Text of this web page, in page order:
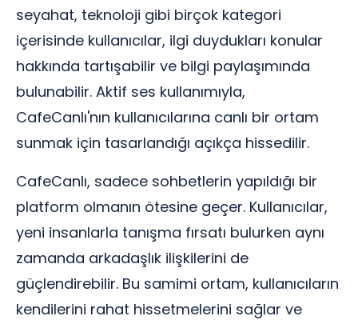
seyahat, teknoloji gibi birçok kategori
içerisinde kullanıcılar, ilgi duydukları konular
hakkında tartışabilir ve bilgi paylaşımında
bulunabilir. Aktif ses kullanımıyla,
CafeCanlı'nın kullanıcılarına canlı bir ortam
sunmak için tasarlandığı açıkça hissedilir.
CafeCanlı, sadece sohbetlerin yapıldığı bir
platform olmanın ötesine geçer. Kullanıcılar,
yeni insanlarla tanışma fırsatı bulurken aynı
zamanda arkadaşlık ilişkilerini de
güçlendirebilir. Bu samimi ortam, kullanıcıların
kendilerini rahat hissetmelerini sağlar ve